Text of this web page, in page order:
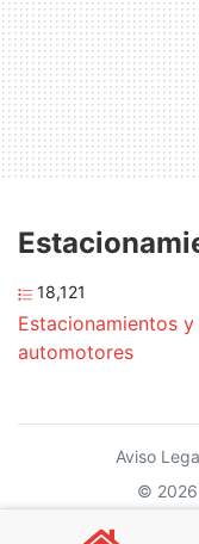
18,121
Estacionamientos
automotores
Aviso
© 2026